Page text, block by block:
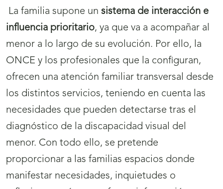
La familia supone un sistema de interacción e
influencia prioritario, ya que va a acompañar al
menor a lo largo de su evolución. Por ello, la
ONCE y los profesionales que la configuran,
ofrecen una atención familiar transversal desde
los distintos servicios, teniendo en cuenta las
necesidades que pueden detectarse tras el
diagnóstico de la discapacidad visual del
menor. Con todo ello, se pretende
proporcionar a las familias espacios donde
manifestar necesidades, inquietudes o